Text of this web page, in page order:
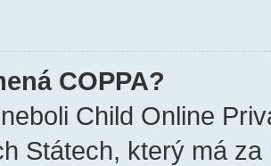
COPPA?
Child Online
Státech, který má